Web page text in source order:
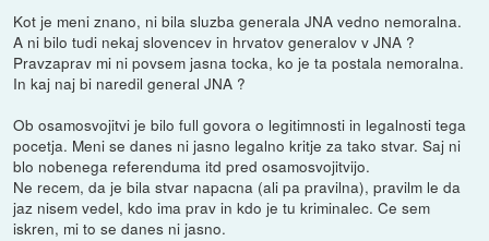
Kot je meni znano, ni bila sluzba generala JNA vedno nemoralna.
A ni bilo tudi nekaj slovencev in hrvatov generalov v JNA ?
Pravzaprav mi ni povsem jasna tocka, ko je ta postala nemoralna.
In kaj naj bi naredil general JNA ?
Ob osamosvojitvi je bilo full govora o legitimnosti in legalnosti tega
pocetja. Meni se danes ni jasno legalno kritje za tako stvar. Saj ni
blo nobenega referenduma itd pred osamosvojitvijo.
Ne recem, da je bila stvar napacna (ali pa pravilna), pravilm le da
jaz nisem vedel, kdo ima prav in kdo je tu kriminalec. Ce sem
iskren, mi to se danes ni jasno.